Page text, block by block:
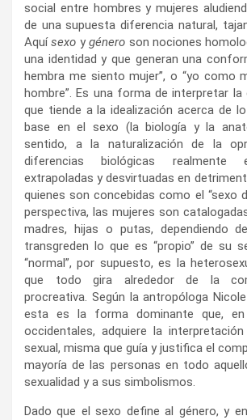
social entre hombres y mujeres
de una supuesta diferencia natural,
Aquísexo ygénero son nociones
una identidad y que generan una
hembra me siento mujer”, o “yo como
hombre”. Es una forma de interpretar la
que tiende a la idealización acerca de
base en el sexo (la biología y la
sentido, a la naturalización de la
diferencias biológicas realmente
extrapoladas y desvirtuadas en
quienes son concebidas como el “sexo
perspectiva, las mujeres son
madres, hijas o putas, dependiendo
transgreden lo que es “propio” de su
“normal”, por supuesto, es la
que todo gira alrededor de la
procreativa. Según la antropóloga
esta es la forma dominante que, en
occidentales, adquiere la
sexual, misma que guía y justifica el
mayoría de las personas en todo
sexualidad y a sus simbolismos.
Dado que el sexo define al género, y